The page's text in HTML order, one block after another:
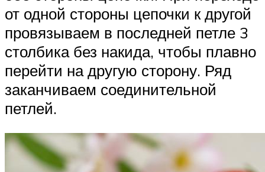
от одной стороны цепочки к другой
провязываем в последней петле 3
столбика без накида, чтобы плавно
перейти на другую сторону. Ряд
заканчиваем соединительной
петлей.